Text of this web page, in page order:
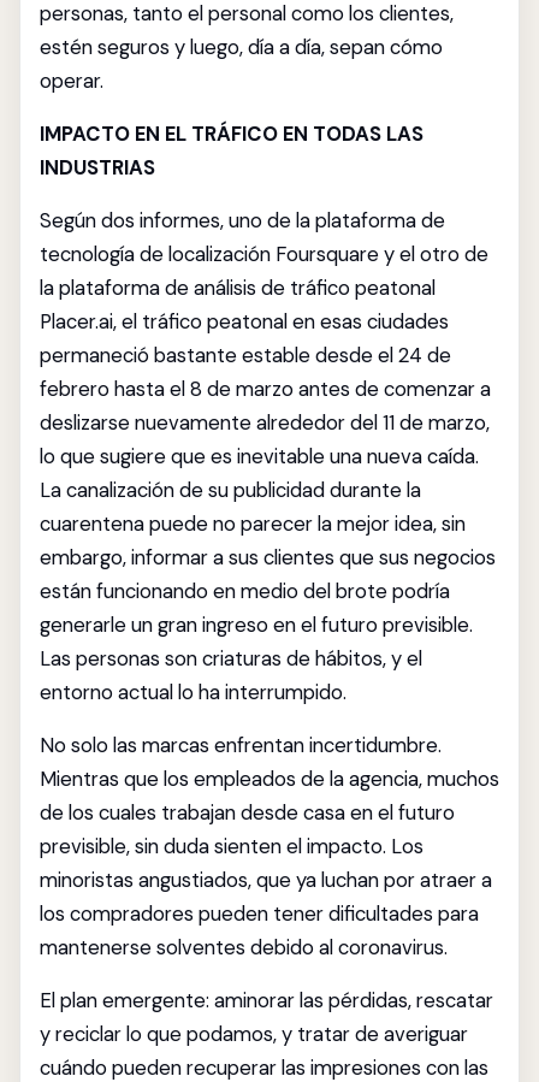
personas, tanto el personal como los clientes,
estén seguros y luego, día a día, sepan cómo
operar.
IMPACTO EN EL TRÁFICO EN TODAS LAS
INDUSTRIAS
Según dos informes, uno de la plataforma de
tecnología de localización Foursquare y el otro de
la plataforma de análisis de tráfico peatonal
Placer.ai, el tráfico peatonal en esas ciudades
permaneció bastante estable desde el 24 de
febrero hasta el 8 de marzo antes de comenzar a
deslizarse nuevamente alrededor del 11 de marzo,
lo que sugiere que es inevitable una nueva caída.
La canalización de su publicidad durante la
cuarentena puede no parecer la mejor idea, sin
embargo, informar a sus clientes que sus negocios
están funcionando en medio del brote podría
generarle un gran ingreso en el futuro previsible.
Las personas son criaturas de hábitos, y el
entorno actual lo ha interrumpido.
No solo las marcas enfrentan incertidumbre.
Mientras que los empleados de la agencia, muchos
de los cuales trabajan desde casa en el futuro
previsible, sin duda sienten el impacto. Los
minoristas angustiados, que ya luchan por atraer a
los compradores pueden tener dificultades para
mantenerse solventes debido al coronavirus.
El plan emergente: aminorar las pérdidas, rescatar
y reciclar lo que podamos, y tratar de averiguar
cuándo pueden recuperar las impresiones con las